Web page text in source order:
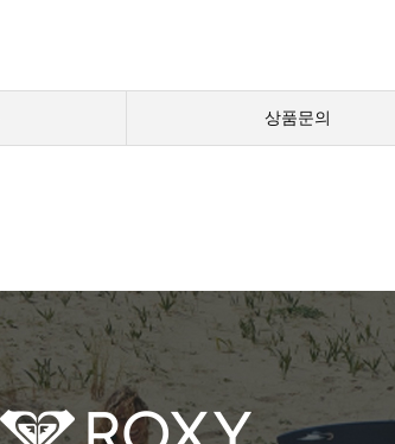
상품문의